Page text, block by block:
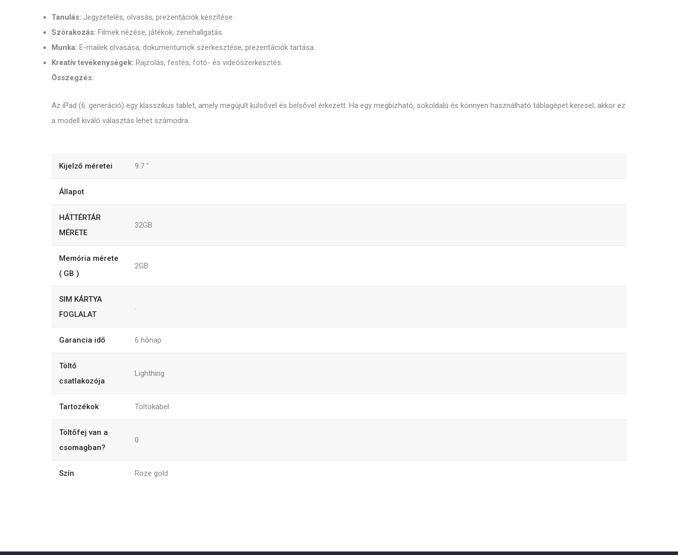
Tanulás: Jegyzetelés, olvasás, prezentációk készítése.
Szórakozás: Filmek nézése, játékok, zenehallgatás.
Munka: E-mailek olvasása, dokumentumok szerkesztése, prezentációk tartása.
Kreatív tevékenységek: Rajzolás, festés, fotó- és videószerkesztés.
Összegzés:
Az iPad (6. generáció) egy klasszikus tablet, amely megújult külsővel és belsővel érkezett. Ha egy megbízható, sokoldalú és könnyen használható táblagépet keresel, akkor ez
a modell kiváló választás lehet számodra.
Kijelző méretei 9.7 "
Állapot
HÁTTÉRTÁR
MÉRETE
32GB
Memória mérete
( GB )
2GB
SIM KÁRTYA
FOGLALAT
.
Garancia idő 6 hónap
Töltő
csatlakozója
Lighthing
Tartozékok Töltökábel
Töltőfej van a
csomagban?
0
Szín Roze gold